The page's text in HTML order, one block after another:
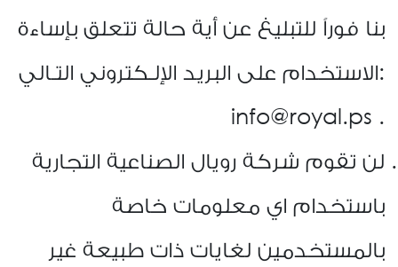
بنا فوراً للتبليغ عن أية حالة تتعلق بإساءة
الاستخدام على البريد الإلـكتروني التـالي:
info@royal.ps .
لن تقوم شركة رويال الصناعية التجارية
باستخدام اي معلومات خاصة
بالمستخدمين لغايات ذات طبيعة غير